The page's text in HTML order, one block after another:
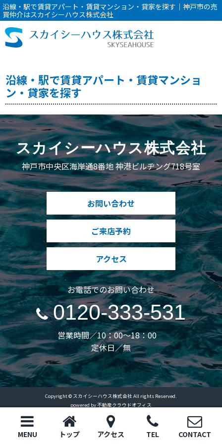
沿線・駅で賃貸アパート・賃貸マンション・貸家を探す｜神戸市の売
買仲介はスカイシーハウス株式会社
沿線・駅で賃貸アパート・賃貸マンショ
ン・貸家を探す
スカイシーハウス株式会社
神戸市中央区海岸通8番地 神港ビルヂング718号室
お問い合わせ
ご来店予約
アクセス
お電話でのお問い合わせ
0120-333-531
営業時間／10：00～18：00
定休日／無
MENU トップ アクセス TEL CONTACT
Copyright © スカイシーハウス株式会社 All rights Reserved.
powered by 不動産クラウドオフィス